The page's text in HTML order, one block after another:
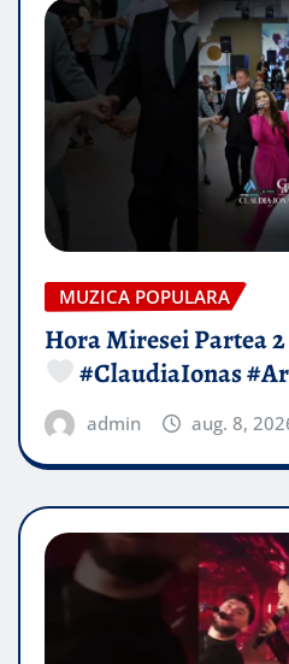
MUZICA POPULARA
Hora Miresei Partea
#ClaudiaIonas
admin aug. 8,